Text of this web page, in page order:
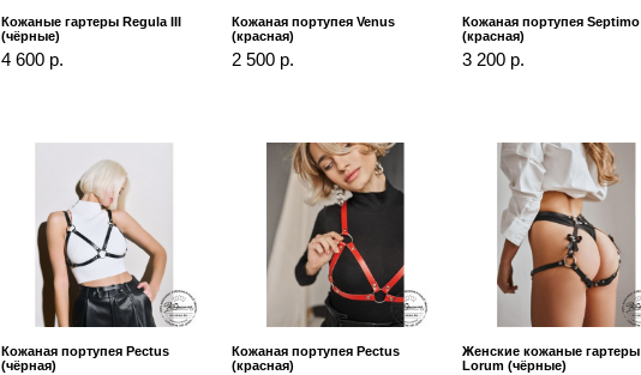
Кожаные гартеры Regula III
(чёрные)
4 600 р.
Кожаная портупея Venus
(красная)
2 500 р.
Кожаная портупея Septimo
(красная)
3 200 р.
Кожаная портупея Pectus
(чёрная)
Кожаная портупея Pectus
(красная)
Женские кожаные гартеры
Lorum (чёрные)